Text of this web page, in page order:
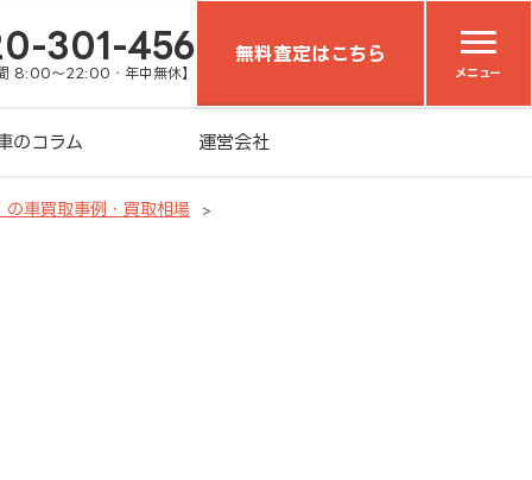
301-456
8:00～22:00・年中無休】
無料査定はこちら
メニュー
のコラム 運営会社
の車買取事例・買取相場